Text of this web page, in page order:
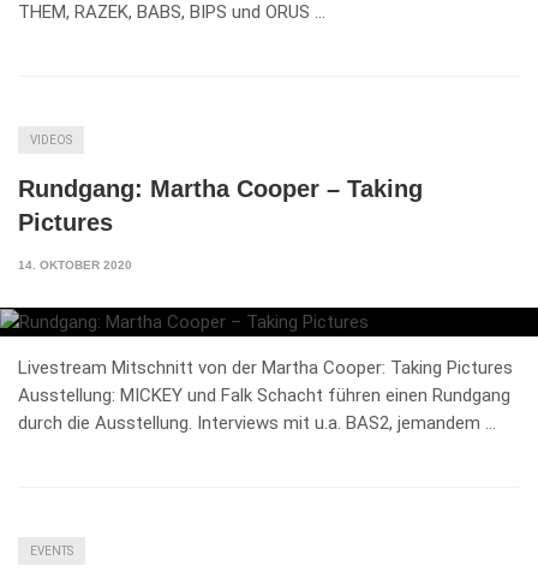
THEM, RAZEK, BABS, BIPS und ORUS …
VIDEOS
Rundgang: Martha Cooper – Taking
Pictures
14. OKTOBER 2020
Livestream Mitschnitt von der Martha Cooper: Taking Pictures
Ausstellung: MICKEY und Falk Schacht führen einen Rundgang
durch die Ausstellung. Interviews mit u.a. BAS2, jemandem …
EVENTS